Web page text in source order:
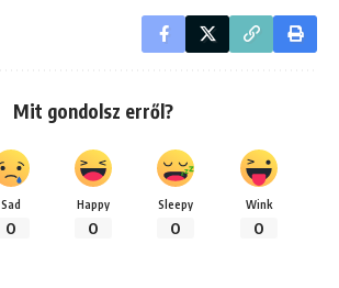
Mit gondolsz erről?
Sad
0
Happy
0
Sleepy
0
Wink
0